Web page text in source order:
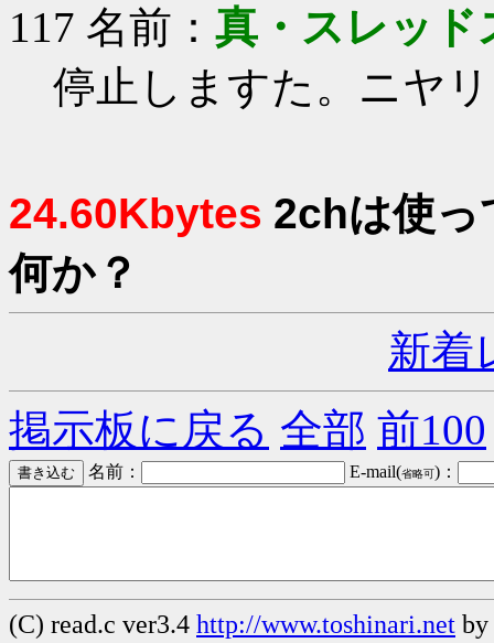
117 名前： 真・スレッド
停止しますた。ニヤ
24.60Kbytes 2chは使っ
何か？
新着
掲示板に戻る 全部 前100
名前： E-mail(省略可)：
(C) read.c ver3.4 http://www.toshinari.net by